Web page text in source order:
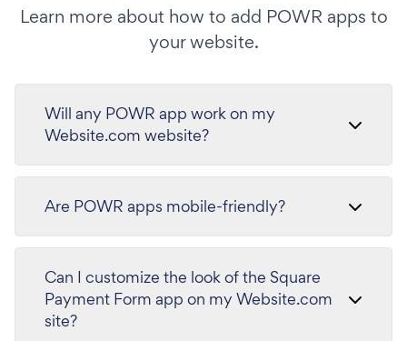
Learn more about how to add POWR apps to
your website.
Will any POWR app work on my
Website.com website?
Are POWR apps mobile-friendly?
Can I customize the look of the Square
Payment Form app on my Website.com
site?